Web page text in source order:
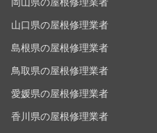
岡山県の屋根修理業者
山口県の屋根修理業者
島根県の屋根修理業者
鳥取県の屋根修理業者
愛媛県の屋根修理業者
香川県の屋根修理業者